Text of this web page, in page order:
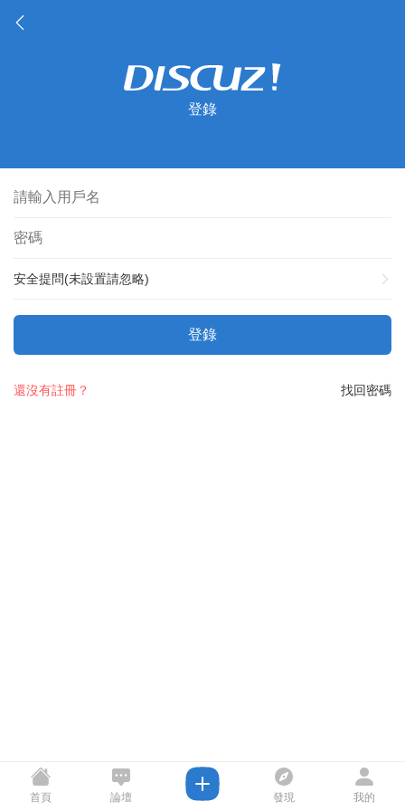
登錄
安全提問(未設置請忽略)
登錄
找回密碼
還沒有註冊？
首頁 論壇 發現 我的